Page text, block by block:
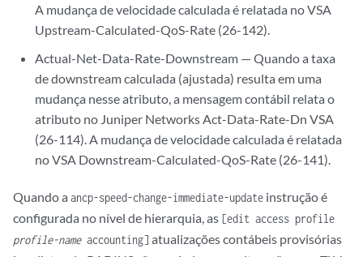
A mudança de velocidade calculada é relatada no VSA
Upstream-Calculated-QoS-Rate (26-142).
Actual-Net-Data-Rate-Downstream — Quando a taxa
de downstream calculada (ajustada) resulta em uma
mudança nesse atributo, a mensagem contábil relata o
atributo no Juniper Networks Act-Data-Rate-Dn VSA
(26-114). A mudança de velocidade calculada é relatada
no VSA Downstream-Calculated-QoS-Rate (26-141).
Quando a ancp-speed-change-immediate-update instrução é
configurada no nível de hierarquia, as [edit access profile
profile-nameaccounting] atualizações contábeis provisórias